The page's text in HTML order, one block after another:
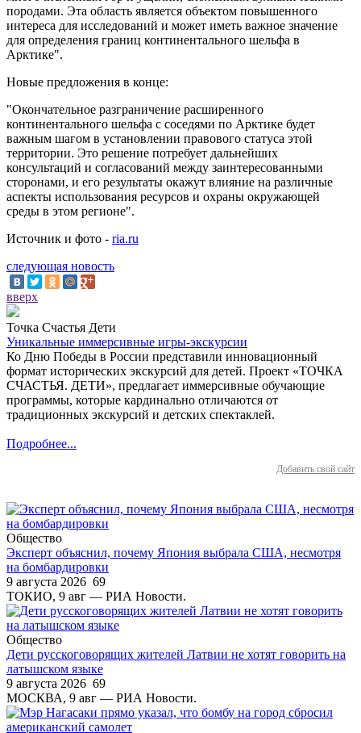
породами. Эта область является объектом повышенного
интереса для исследований и может иметь важное значение
для определения границ континентального шельфа в
Арктике".
Новые предложения в конце:
"Окончательное разграничение расширенного
континентального шельфа с соседями по Арктике будет
важным шагом в установлении правового статуса этой
территории. Это решение потребует дальнейших
консультаций и согласований между заинтересованными
сторонами, и его результаты окажут влияние на различные
аспекты использования ресурсов и охраны окружающей
среды в этом регионе".
Источник и фото - ria.ru
следующая новость
вверх
Точка Счастья Дети
Уникальные иммерсивные игры-экскурсии
Ко Дню Победы в России представили инновационный
формат исторических экскурсий для детей. Проект «ТОЧКА
СЧАСТЬЯ. ДЕТИ», предлагает иммерсивные обучающие
программы, которые кардинально отличаются от
традиционных экскурсий и детских спектаклей.
Подробнее...
Добавить свой сайт
Общество
Эксперт объяснил, почему Япония выбрала США, несмотря
на бомбардировки
9 августа 2026 69
ТОКИО, 9 авг — РИА Новости.
Общество
Дети русскоговорящих жителей Латвии не хотят говорить на
латышском языке
9 августа 2026 69
МОСКВА, 9 авг — РИА Новости.